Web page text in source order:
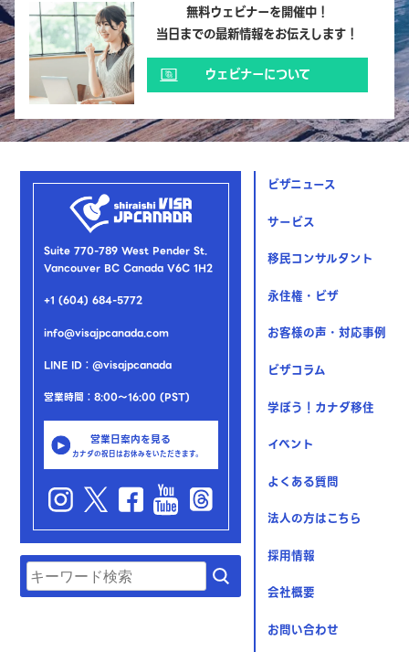
無料ウェビナーを開催中！
当日までの最新情報をお伝えします！
ウェビナーについて
Suite 770-789 West Pender St.
Vancouver BC Canada V6C 1H2
+1 (604) 684-5772
info@visajpcanada.com
LINE ID：@visajpcanada
営業時間：8:00～16:00 (PST)
営業日案内を見る
カナダの祝日はお休みをいただきます。
ビザニュース
サービス
移民コンサルタント
永住権・ビザ
お客様の声・対応事例
ビザコラム
学ぼう！カナダ移住
イベント
よくある質問
法人の方はこちら
採用情報
会社概要
お問い合わせ